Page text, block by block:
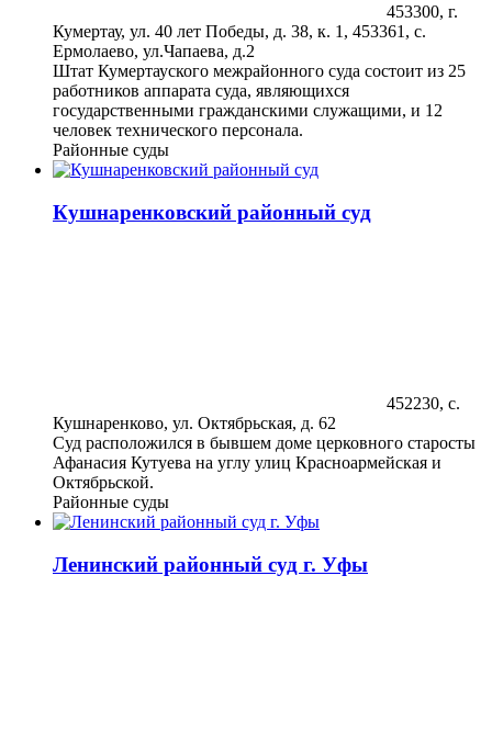
453300, г.
Кумертау, ул. 40 лет Победы, д. 38, к. 1, 453361, с.
Ермолаево, ул.Чапаева, д.2
Штат Кумертауского межрайонного суда состоит из 25
работников аппарата суда, являющихся
государственными гражданскими служащими, и 12
человек технического персонала.
Районные суды
Кушнаренковский районный суд
452230, с.
Кушнаренково, ул. Октябрьская, д. 62
Суд расположился в бывшем доме церковного старосты
Афанасия Кутуева на углу улиц Красноармейская и
Октябрьской.
Районные суды
Ленинский районный суд г. Уфы